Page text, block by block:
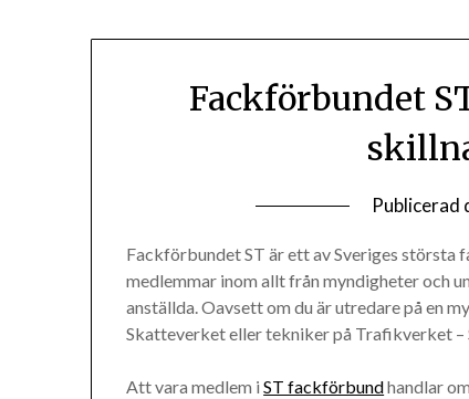
Fackförbundet
Publicerad
Fackförbundet ST är ett av Sveriges
medlemmar inom allt från myndigheter och
anställda. Oavsett om du är utredare på en
Skatteverket eller tekniker på Trafikverket –
Att vara medlem iST fackförbundhandlar